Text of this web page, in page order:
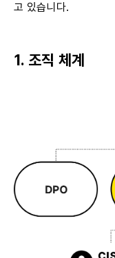
고 있습니다.
1. 조직 체계